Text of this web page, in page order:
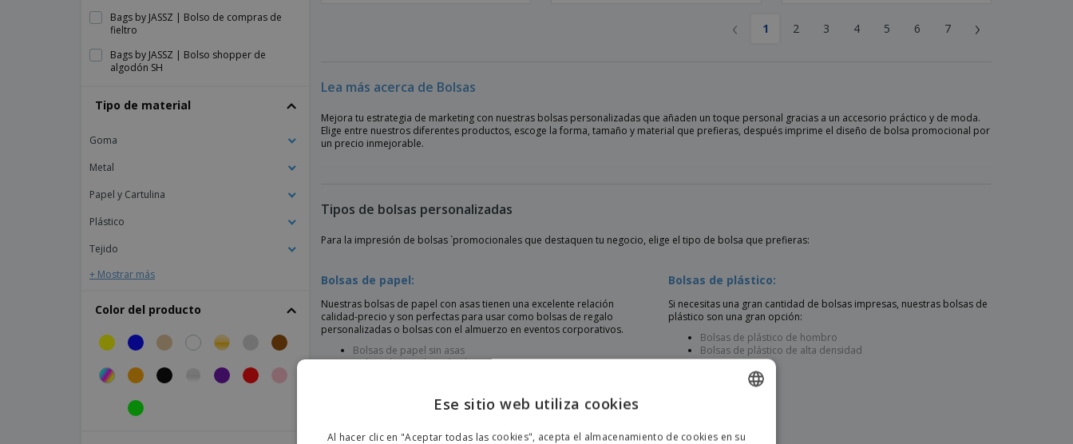
Bags by JASSZ | Bolso de compras de
fieltro
Bags by JASSZ | Bolso shopper de
algodón SH
vaquera
de fieltro
Bags by JASSZ | Mochila bebé de lona de
Bolsa
Bolsa Annet Fairtrade
Bolsa Antibacterial Kiarax
Bolsa Antibacteriana Kiarax
Bolsa Antibacteriana Maxcron
Bolsa Bidal
Bolsa Biggy
Bolsa Blaster
Tipo de material
Goma
Metal
Papel y Cartulina
Plástico
Tejido
+ Mostrar más
Color del producto
‹ 1 2 3 4 5 6 7 ›
Lea más acerca de Bolsas
Mejora tu estrategia de marketing con nuestras bolsas personalizadas que añaden un toque personal gracias a un accesorio práctico y de moda.
Elige entre nuestros diferentes productos, escoge la forma, tamaño y material que prefieras, después imprime el diseño de bolsa promocional por
un precio inmejorable.
Tipos de bolsas personalizadas
Para la impresión de bolsas `promocionales que destaquen tu negocio, elige el tipo de bolsa que prefieras:
Bolsas de papel:
Nuestras bolsas de papel con asas tienen una excelente relación
calidad-precio y son perfectas para usar como bolsas de regalo
personalizadas o bolsas con el almuerzo en eventos corporativos.
Bolsas de papel sin asas
Bolsas de papel cuadradas sin asas
Bolsas de plástico:
Si necesitas una gran cantidad de bolsas impresas, nuestras bolsas de
plástico son una gran opción:
Bolsas de plástico de hombro
Bolsas de plástico de alta densidad
Ese sitio web utiliza cookies
Al hacer clic en "Aceptar todas las cookies", acepta el almacenamiento de cookies en su